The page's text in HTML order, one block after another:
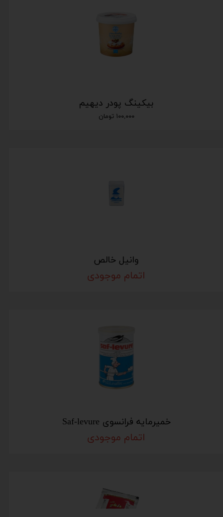
بیکینگ پودر دیهیم
۱۰۰,۰۰۰ تومان
وانیل خالص
اتمام موجودی
خمیرمایه فرانسوی Saf-levure
اتمام موجودی